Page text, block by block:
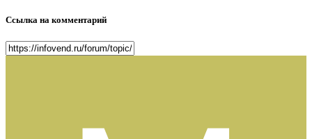
Ссылка на комментарий